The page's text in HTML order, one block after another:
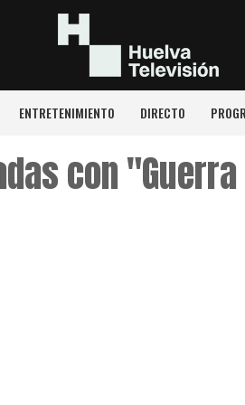
ENTRETENIMIENTO DIRECTO
con "Guerra